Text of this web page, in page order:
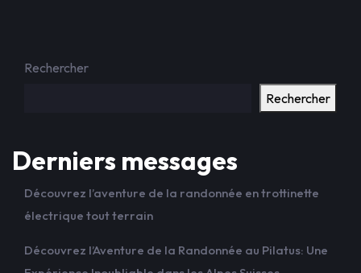
Rechercher
Rechercher
Derniers messages
Découvrez l’aventure de la randonnée en trottinette
électrique tout terrain
Découvrez l’Aventure de la Randonnée au Pilatus: Une